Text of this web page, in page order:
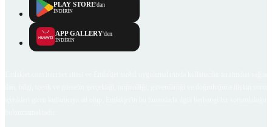
PLAY STORE'dan
İNDİRİN
APP GALLERY'den
İNDİRİN